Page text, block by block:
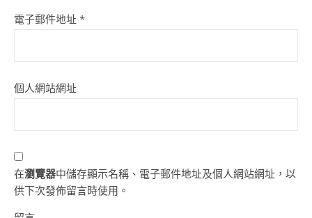
電子郵件地址 *
個人網站網址
在瀏覽器中儲存顯示名稱、電子郵件地址及個人網站網址，以
供下次發佈留言時使用。